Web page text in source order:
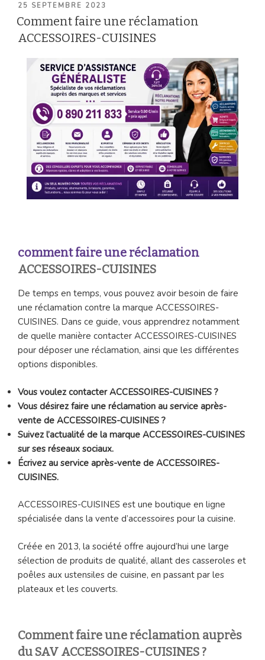
PUBLIÉ
LE
25 SEPTEMBRE 2023
Comment faire une réclamation
ACCESSOIRES-CUISINES
comment faire une réclamation
ACCESSOIRES-CUISINES
De temps en temps, vous pouvez avoir besoin de faire
une réclamation contre la marque ACCESSOIRES-
CUISINES. Dans ce guide, vous apprendrez notamment
de quelle manière contacter ACCESSOIRES-CUISINES
pour déposer une réclamation, ainsi que les différentes
options disponibles.
Vous voulez contacter ACCESSOIRES-CUISINES ?
Vous désirez faire une réclamation au service après-
vente de ACCESSOIRES-CUISINES ?
Suivez l’actualité de la marque ACCESSOIRES-CUISINES
sur ses réseaux sociaux.
Écrivez au service après-vente de ACCESSOIRES-
CUISINES.
ACCESSOIRES-CUISINES est une boutique en ligne
spécialisée dans la vente d’accessoires pour la cuisine.
Créée en 2013, la société offre aujourd’hui une large
sélection de produits de qualité, allant des casseroles et
poêles aux ustensiles de cuisine, en passant par les
plateaux et les couverts.
Comment faire une réclamation auprès
du SAV ACCESSOIRES-CUISINES ?